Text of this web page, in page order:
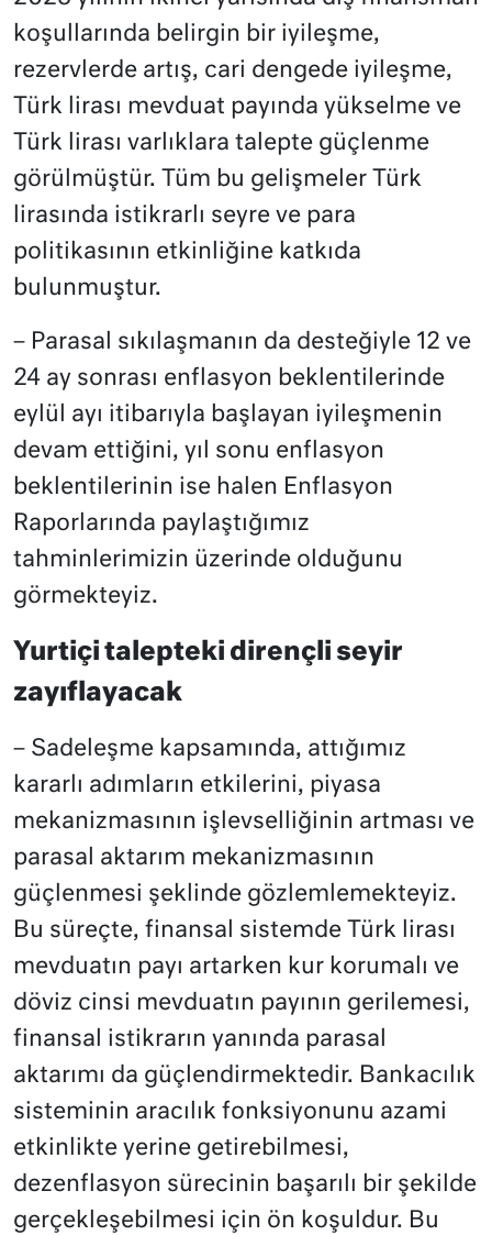
koşullarında belirgin bir iyileşme,
rezervlerde artış, cari dengede iyileşme,
Türk lirası mevduat payında yükselme ve
Türk lirası varlıklara talepte güçlenme
görülmüştür. Tüm bu gelişmeler Türk
lirasında istikrarlı seyre ve para
politikasının etkinliğine katkıda
bulunmuştur.
– Parasal sıkılaşmanın da desteğiyle 12 ve
24 ay sonrası enflasyon beklentilerinde
eylül ayı itibarıyla başlayan iyileşmenin
devam ettiğini, yıl sonu enflasyon
beklentilerinin ise halen Enflasyon
Raporlarında paylaştığımız
tahminlerimizin üzerinde olduğunu
görmekteyiz.
Yurtiçi talepteki dirençli seyir
zayıflayacak
– Sadeleşme kapsamında, attığımız
kararlı adımların etkilerini, piyasa
mekanizmasının işlevselliğinin artması ve
parasal aktarım mekanizmasının
güçlenmesi şeklinde gözlemlemekteyiz.
Bu süreçte, finansal sistemde Türk lirası
mevduatın payı artarken kur korumalı ve
döviz cinsi mevduatın payının gerilemesi,
finansal istikrarın yanında parasal
aktarımı da güçlendirmektedir. Bankacılık
sisteminin aracılık fonksiyonunu azami
etkinlikte yerine getirebilmesi,
dezenflasyon sürecinin başarılı bir şekilde
gerçekleşebilmesi için ön koşuldur. Bu